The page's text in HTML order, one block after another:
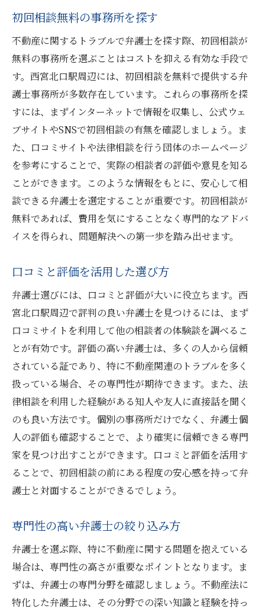
初回相談無料の事務所を探す
不動産に関するトラブルで弁護士を探す際、初回相談が
無料の事務所を選ぶことはコストを抑える有効な手段で
す。西宮北口駅周辺には、初回相談を無料で提供する弁
護士事務所が多数存在しています。これらの事務所を探
すには、まずインターネットで情報を収集し、公式ウェ
ブサイトやSNSで初回相談の有無を確認しましょう。ま
た、口コミサイトや法律相談を行う団体のホームページ
を参考にすることで、実際の相談者の評価や意見を知る
ことができます。このような情報をもとに、安心して相
談できる弁護士を選定することが重要です。初回相談が
無料であれば、費用を気にすることなく専門的なアドバ
イスを得られ、問題解決への第一歩を踏み出せます。
口コミと評価を活用した選び方
弁護士選びには、口コミと評価が大いに役立ちます。西
宮北口駅周辺で評判の良い弁護士を見つけるには、まず
口コミサイトを利用して他の相談者の体験談を調べるこ
とが有効です。評価の高い弁護士は、多くの人から信頼
されている証であり、特に不動産関連のトラブルを多く
扱っている場合、その専門性が期待できます。また、法
律相談を利用した経験がある知人や友人に直接話を聞く
のも良い方法です。個別の事務所だけでなく、弁護士個
人の評価も確認することで、より確実に信頼できる専門
家を見つけ出すことができます。口コミと評価を活用す
ることで、初回相談の前にある程度の安心感を持って弁
護士と対面することができるでしょう。
専門性の高い弁護士の絞り込み方
弁護士を選ぶ際、特に不動産に関する問題を抱えている
場合は、専門性の高さが重要なポイントとなります。ま
ずは、弁護士の専門分野を確認しましょう。不動産法に
特化した弁護士は、その分野での深い知識と経験を持っ